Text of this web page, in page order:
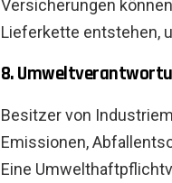
Versicherungen
Lieferkette entstehen,
8.
Besitzer von
Emissionen,
Eine